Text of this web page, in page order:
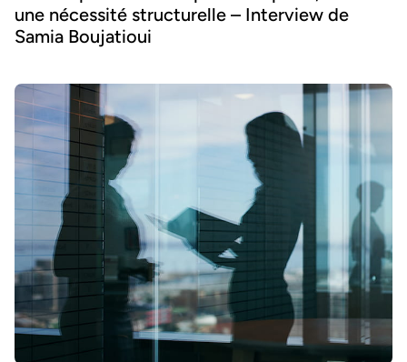
une nécessité structurelle – Interview de
Samia Boujatioui